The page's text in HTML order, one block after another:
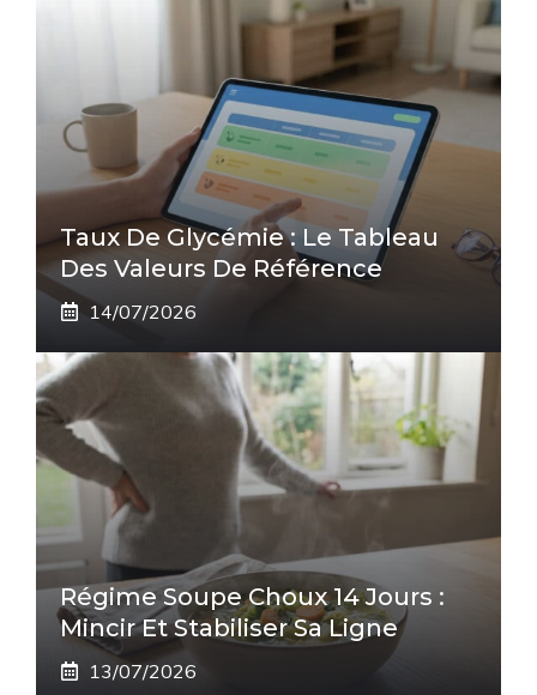
Taux De Glycémie : Le Tableau
Des Valeurs De Référence
14/07/2026
Régime Soupe Choux 14 Jours :
Mincir Et Stabiliser Sa Ligne
13/07/2026